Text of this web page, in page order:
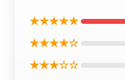
★★★★★
★★★★☆
★★★☆☆